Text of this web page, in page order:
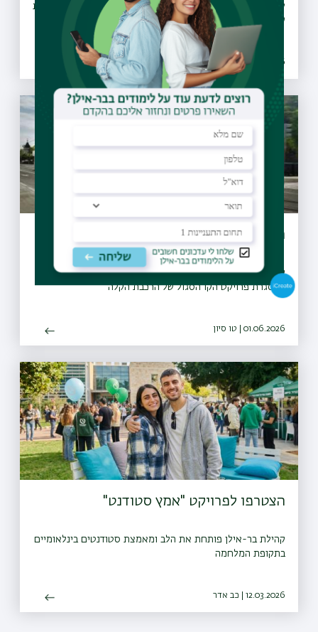
לרגל תקופת המבחנים, שש מספריות האוניברסיטה מאריכות את
שעות הפעילות שלהן
08.07.2026 | כב תמוז
הסדר תנועה חדש בצומת שער דהאן (10)
קהילת בר-אילן היקרה, אנא ראו הודעה מטעם חברת נת"ע,
במסגרת פרויקט הקו הסגול של הרכבת הקלה
01.06.2026 | טו סיון
הצטרפו לפרויקט "אמץ סטודנט"
קהילת בר-אילן פותחת את הלב ומאמצת סטודנטים בינלאומיים
בתקופת המלחמה
12.03.2026 | כב אדר